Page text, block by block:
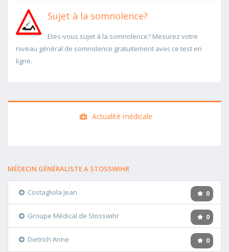
Sujet à la somnolence?
Etes-vous sujet à la somnolence? Mesurez votre
niveau général de somnolence gratuitement avec ce test en
ligne.
Actualité médicale
MÉDECIN GÉNÉRALISTE A STOSSWIHR
0
Costagliola Jean
0
Groupe Médical de Stosswihr
0
Dietrich Anne